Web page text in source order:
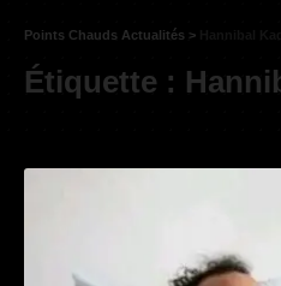
Points Chauds Actualités >
Étiquette :